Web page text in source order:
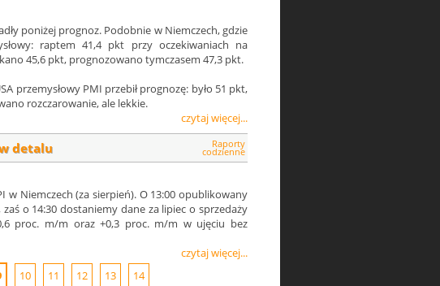
poniżej prognoz. Podobnie w Niemczech, gdzie
raptem 41,4 pkt przy oczekiwaniach na
45,6 pkt, prognozowano tymczasem 47,3 pkt.
przemysłowy PMI przebił prognozę: było 51 pkt,
rozczarowanie, ale lekkie.
czytaj więcej...
detalu Raporty
codzienne
w Niemczech (za sierpień). O 13:00 opublikowany
o 14:30 dostaniemy dane za lipiec o sprzedaży
proc. m/m oraz +0,3 proc. m/m w ujęciu bez
czytaj więcej...
10 11 12 13 14